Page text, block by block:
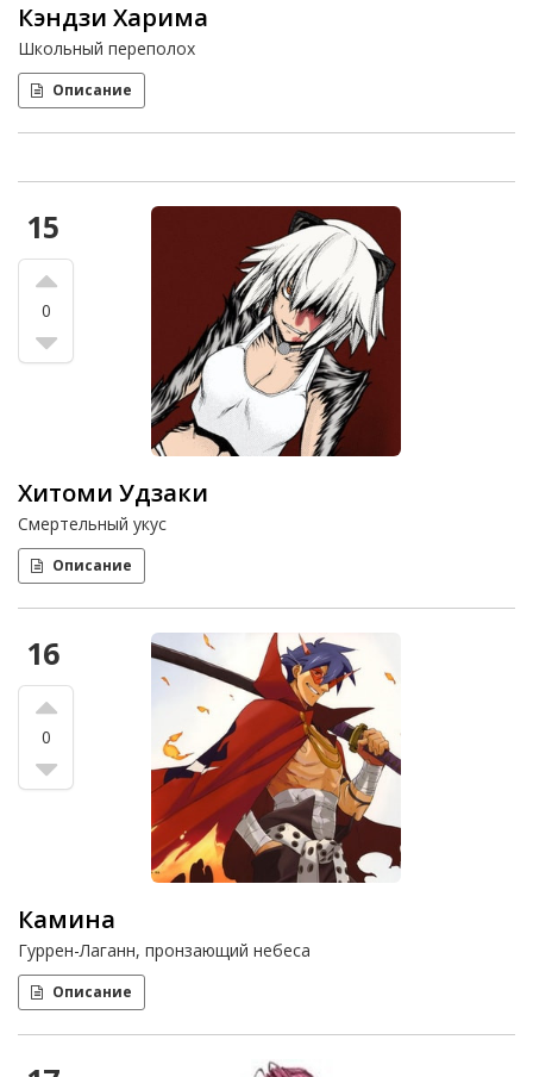
Кэндзи Харима
Школьный переполох
Описание
15
0
Хитоми Удзаки
Смертельный укус
Описание
16
0
Камина
Гуррен-Лаганн, пронзающий небеса
Описание